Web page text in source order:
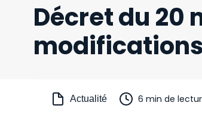
Décret du 20
Actualité 6 min de